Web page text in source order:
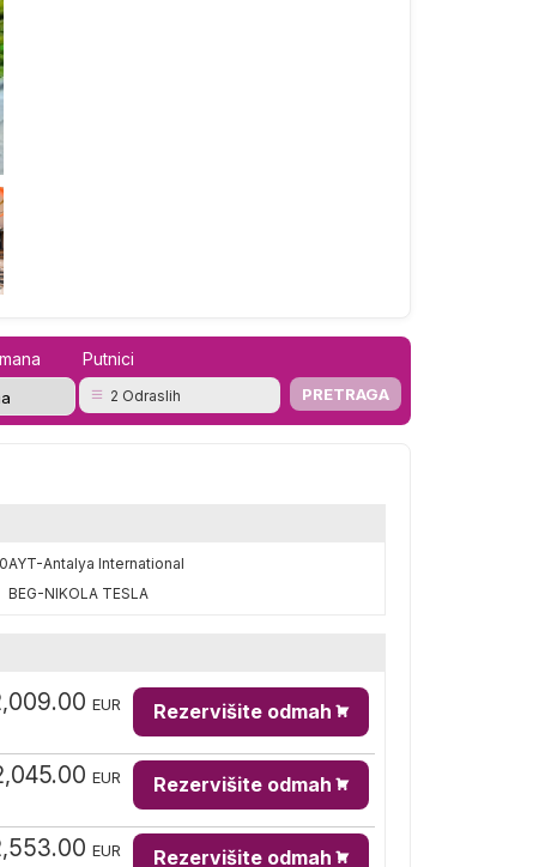
Putnici
2 Odraslih
AYT-Antalya International
BEG-NIKOLA TESLA
EUR Rezervišite odmah
EUR Rezervišite odmah
EUR Rezervišite odmah